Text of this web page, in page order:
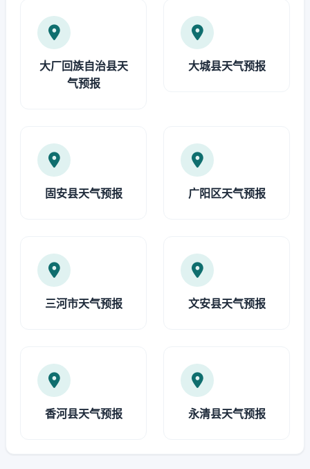
大厂回族自治县天
气预报
大城县天气预报
固安县天气预报 广阳区天气预报
三河市天气预报 文安县天气预报
香河县天气预报 永清县天气预报